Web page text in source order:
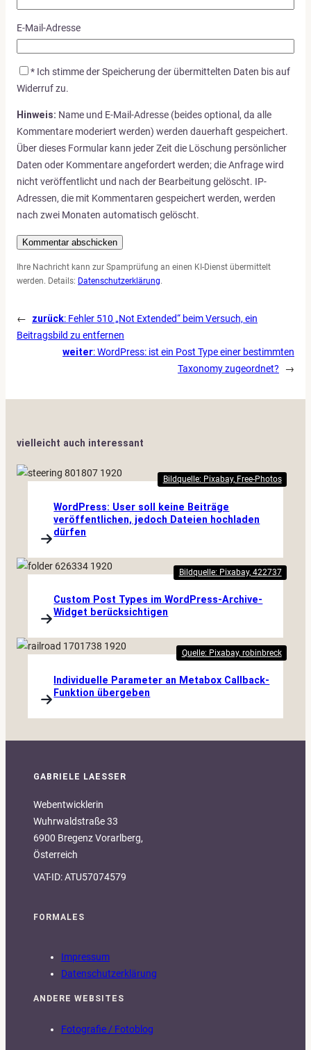
E-Mail-Adresse
* Ich stimme der Speicherung der übermittelten Daten bis auf
Widerruf zu.
Hinweis: Name und E-Mail-Adresse (beides optional, da alle
Kommentare moderiert werden) werden dauerhaft gespeichert.
Über dieses Formular kann jeder Zeit die Löschung persönlicher
Daten oder Kommentare angefordert werden; die Anfrage wird
nicht veröffentlicht und nach der Bearbeitung gelöscht. IP-
Adressen, die mit Kommentaren gespeichert werden, werden
nach zwei Monaten automatisch gelöscht.
Ihre Nachricht kann zur Spamprüfung an einen KI-Dienst übermittelt
werden. Details: Datenschutzerklärung.
← zurück: Fehler 510 „Not Extended“ beim Versuch, ein
Beitragsbild zu entfernen
weiter:WordPress: ist ein Post Type einer bestimmten
Taxonomy zugeordnet?
→
vielleicht auch interessant
WordPress: User soll keine Beiträge
veröffentlichen, jedoch Dateien hochladen
dürfen
Bildquelle: Pixabay, Free-Photos
Custom Post Types im WordPress-Archive-
Widget berücksichtigen
Bildquelle: Pixabay, 422737
Individuelle Parameter an Metabox Callback-
Funktion übergeben
Quelle: Pixabay, robinbreck
GABRIELE LAESSER
Webentwicklerin
Wuhrwaldstraße 33
6900 Bregenz Vorarlberg,
Österreich
VAT-ID: ATU57074579
FORMALES
Impressum
Datenschutzerklärung
ANDERE WEBSITES
Fotografie / Fotoblog